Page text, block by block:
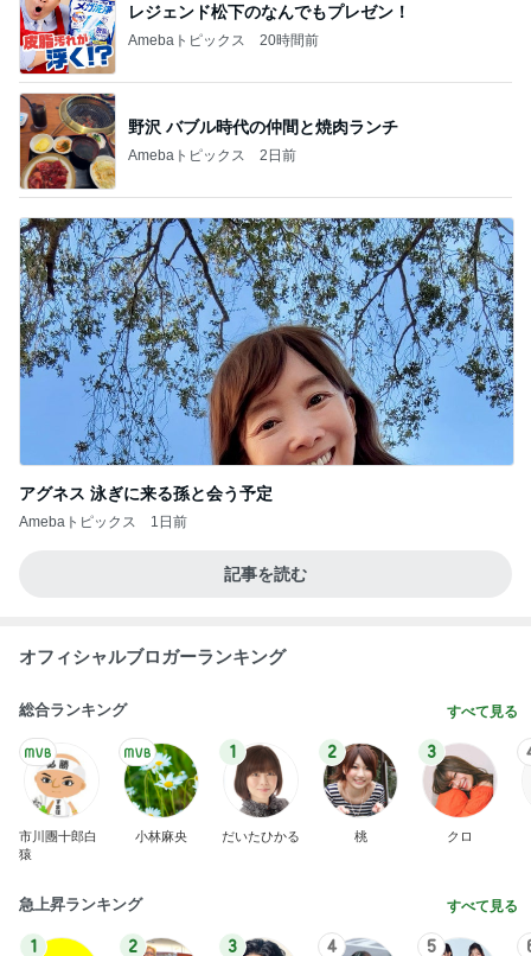
レジェンド松下のなんでもプレゼン！
Amebaトピックス 20時間前
野沢 バブル時代の仲間と焼肉ランチ
Amebaトピックス 2日前
アグネス 泳ぎに来る孫と会う予定
Amebaトピックス 1日前
記事を読む
オフィシャルブロガーランキング
総合ランキング すべて見る
市川團十郎白
猿
小林麻央
1
だいたひかる
2
桃
3
クロ
急上昇ランキング すべて見る
1 2 3 4 5